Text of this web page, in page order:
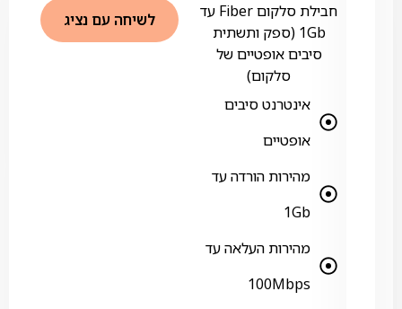
חבילת סלקום Fiber עד
1Gb (ספק ותשתית
סיבים אופטיים של
סלקום)
אינטרנט סיבים
אופטיים
מהירות הורדה עד
1Gb
מהירות העלאה עד
100Mbps
לשיחה עם נציג